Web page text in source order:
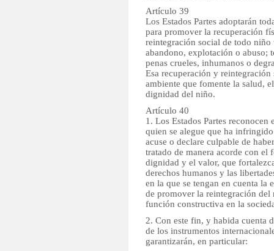
Artículo 39
Los Estados Partes adoptarán
para promover la recuperación
reintegración social de todo
abandono, explotación o abuso;
penas crueles, inhumanos o
Esa recuperación y
ambiente que fomente la salud,
dignidad del niño.
Artículo 40
1. Los Estados Partes
quien se alegue que ha
acuse o declare culpable de
tratado de manera acorde con el
dignidad y el valor, que
derechos humanos y las
en la que se tengan en cuenta
de promover la reintegración del
función constructiva en la
2. Con este fin, y habida cuenta
de los instrumentos
garantizarán, en particular: